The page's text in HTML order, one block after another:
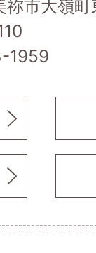
市大嶺
1959